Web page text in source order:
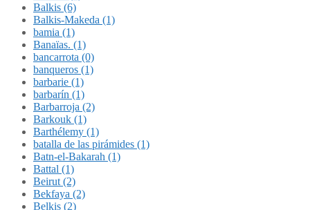
Balkis (6)
Balkis-Makeda (1)
bamia (1)
Banaïas. (1)
bancarrota (0)
banqueros (1)
barbarie (1)
barbarín (1)
Barbarroja (2)
Barkouk (1)
Barthélemy (1)
batalla de las pirámides (1)
Batn-el-Bakarah (1)
Battal (1)
Beirut (2)
Bekfaya (2)
Belkis (2)